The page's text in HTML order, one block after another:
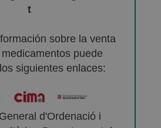
t
sobre la venta
puede
siguientes enlaces:
d'Ordenació i